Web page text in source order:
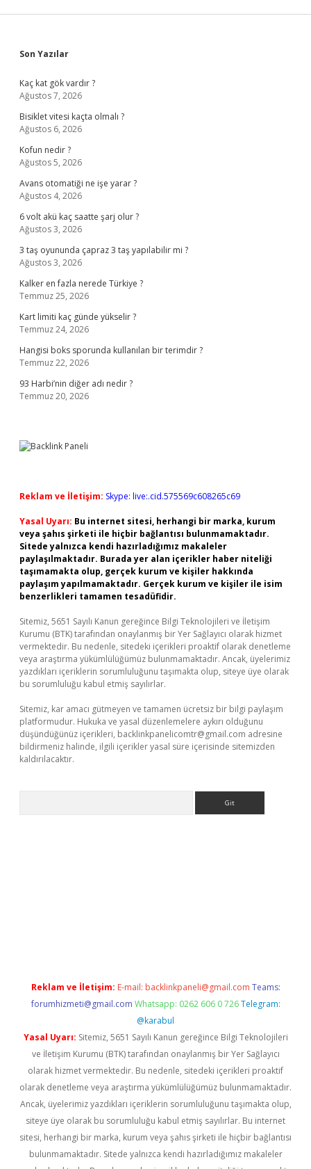
Sidebar
Son Yazılar
Kaç kat gök vardır ?
Ağustos 7, 2026
Bisiklet vitesi kaçta olmalı ?
Ağustos 6, 2026
Kofun nedir ?
Ağustos 5, 2026
Avans otomatiği ne işe yarar ?
Ağustos 4, 2026
6 volt akü kaç saatte şarj olur ?
Ağustos 3, 2026
3 taş oyununda çapraz 3 taş yapılabilir mi ?
Ağustos 3, 2026
Kalker en fazla nerede Türkiye ?
Temmuz 25, 2026
Kart limiti kaç günde yükselir ?
Temmuz 24, 2026
Hangisi boks sporunda kullanılan bir terimdir ?
Temmuz 22, 2026
93 Harbi’nin diğer adı nedir ?
Temmuz 20, 2026
Reklam ve İletişim: Skype: live:.cid.575569c608265c69
Yasal Uyarı: Bu internet sitesi, herhangi bir marka, kurum
veya şahıs şirketi ile hiçbir bağlantısı bulunmamaktadır.
Sitede yalnızca kendi hazırladığımız makaleler
paylaşılmaktadır. Burada yer alan içerikler haber niteliği
taşımamakta olup, gerçek kurum ve kişiler hakkında
paylaşım yapılmamaktadır. Gerçek kurum ve kişiler ile isim
benzerlikleri tamamen tesadüfidir.
Sitemiz, 5651 Sayılı Kanun gereğince Bilgi Teknolojileri ve İletişim
Kurumu (BTK) tarafından onaylanmış bir Yer Sağlayıcı olarak hizmet
vermektedir. Bu nedenle, sitedeki içerikleri proaktif olarak denetleme
veya araştırma yükümlülüğümüz bulunmamaktadır. Ancak, üyelerimiz
yazdıkları içeriklerin sorumluluğunu taşımakta olup, siteye üye olarak
bu sorumluluğu kabul etmiş sayılırlar.
Sitemiz, kar amacı gütmeyen ve tamamen ücretsiz bir bilgi paylaşım
platformudur. Hukuka ve yasal düzenlemelere aykırı olduğunu
düşündüğünüz içerikleri, backlinkpanelicomtr@gmail.com adresine
bildirmeniz halinde, ilgili içerikler yasal süre içerisinde sitemizden
kaldırılacaktır.
Reklam ve İletişim: E-mail: backlinkpaneli@gmail.com Teams:
forumhizmeti@gmail.com Whatsapp: 0262 606 0 726 Telegram:
@karabul
Yasal Uyarı: Sitemiz, 5651 Sayılı Kanun gereğince Bilgi Teknolojileri
ve İletişim Kurumu (BTK) tarafından onaylanmış bir Yer Sağlayıcı
olarak hizmet vermektedir. Bu nedenle, sitedeki içerikleri proaktif
olarak denetleme veya araştırma yükümlülüğümüz bulunmamaktadır.
Ancak, üyelerimiz yazdıkları içeriklerin sorumluluğunu taşımakta olup,
siteye üye olarak bu sorumluluğu kabul etmiş sayılırlar. Bu internet
sitesi, herhangi bir marka, kurum veya şahıs şirketi ile hiçbir bağlantısı
bulunmamaktadır. Sitede yalnızca kendi hazırladığımız makaleler